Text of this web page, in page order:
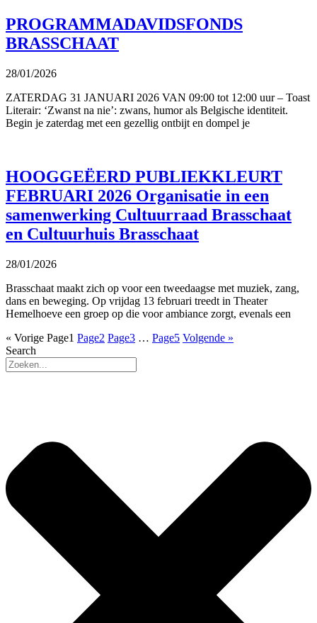
PROGRAMMADAVIDSFONDS
BRASSCHAAT
28/01/2026
ZATERDAG 31 JANUARI 2026 VAN 09:00 tot 12:00 uur – Toast
Literair: ‘Zwanst na nie’: zwans, humor als Belgische identiteit.
Begin je zaterdag met een gezellig ontbijt en dompel je
HOOGGEËERD PUBLIEKKLEURT
FEBRUARI 2026 Organisatie in een
samenwerking Cultuurraad Brasschaat
en Cultuurhuis Brasschaat
28/01/2026
Brasschaat maakt zich op voor een tweedaagse met muziek, zang,
dans en beweging. Op vrijdag 13 februari treedt in Theater
Hemelhoeve een groep op die voor ambiance zorgt, evenals een
« Vorige Page1 Page2 Page3 … Page5 Volgende »
Search